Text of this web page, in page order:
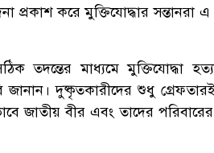
করে মুক্তিযোদ্ধার সন্তানরা এ
তদন্তের মাধ্যমে মুক্তিযোদ্ধা
দুষ্কৃতকারীদের শুধু
জাতীয় বীর এবং তাদের